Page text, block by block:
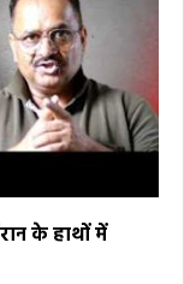
के हाथों में